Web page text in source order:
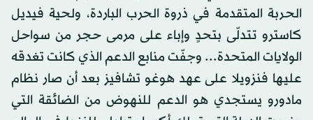
الحربة المتقدمة في ذروة الحرب الباردة، ولحية فيديل
كاسترو تتدلّى بتحدٍ وإباء على مرمى حجر من سواحل
الولايات المتحدة... وجفّت منابع الدعم الذي كانت تغدقه
عليها فنزويلا على عهد هوغو تشافيز بعد أن صار نظام
مادورو يستجدي هو الدعم للنهوض من الضائقة التي